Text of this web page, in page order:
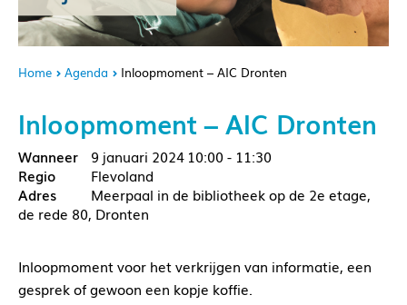
Home Agenda Inloopmoment – AIC Dronten
Inloopmoment – AIC Dronten
9 januari 2024 10:00 - 11:30
Flevoland
Meerpaal in de bibliotheek op de 2e etage,
de rede 80, Dronten
Inloopmoment voor het verkrijgen van informatie, een
gesprek of gewoon een kopje koffie.